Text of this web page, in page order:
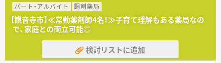
パート・アルバイト
調剤薬局
【観音寺市】≪常勤薬剤師4名！≫子育て理解もある薬局なの
で、家庭との両立可能◎
検討リストに追加